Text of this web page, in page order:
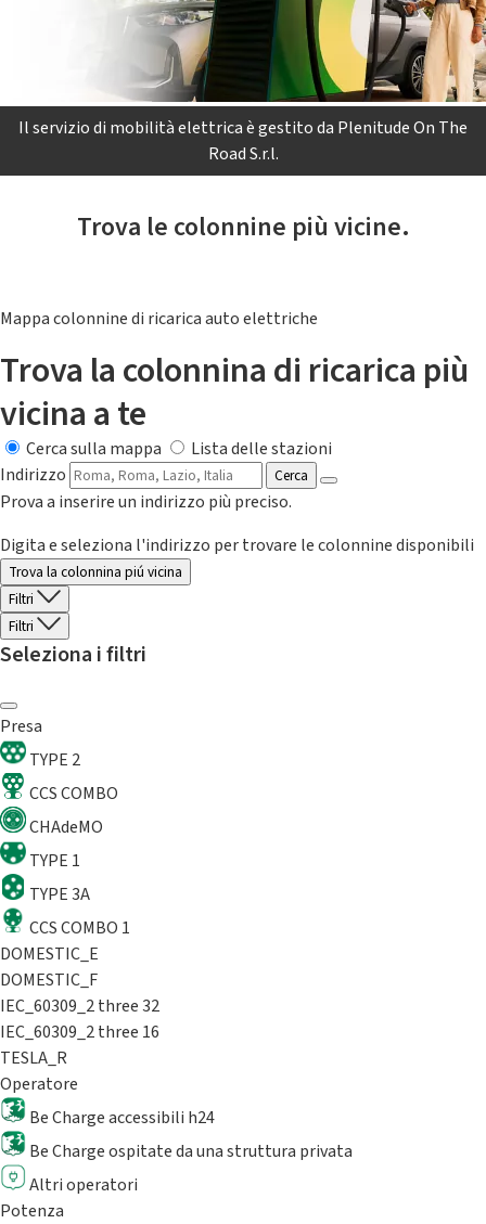
Il servizio di mobilità elettrica è gestito da Plenitude On The
Road S.r.l.
Trova le colonnine più vicine.
Mappa colonnine di ricarica auto elettriche
Trova la colonnina di ricarica più
vicina a te
Cerca sulla mappa
Lista delle stazioni
Indirizzo
Cerca
Prova a inserire un indirizzo più preciso.
Digita e seleziona l'indirizzo per trovare le colonnine disponibili
Trova la colonnina piú vicina
Filtri
Filtri
Seleziona i filtri
Presa
TYPE 2
CCS COMBO
CHAdeMO
TYPE 1
TYPE 3A
CCS COMBO 1
DOMESTIC_E
DOMESTIC_F
IEC_60309_2 three 32
IEC_60309_2 three 16
TESLA_R
Operatore
Be Charge accessibili h24
Be Charge ospitate da una struttura privata
Altri operatori
Potenza